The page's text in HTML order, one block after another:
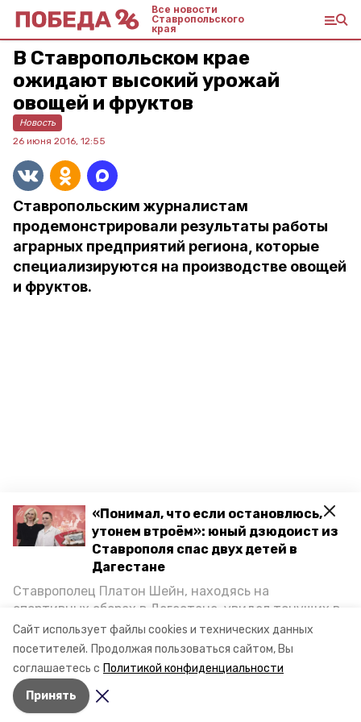
Сайт использует файлы cookies и технических данных
посетителей. Продолжая пользоваться сайтом, Вы
соглашаетесь с Политикой конфиденциальности
Принять
«Понимал, что если остановлюсь,
утонем втроём»: юный дзюдоист из
Ставрополя спас двух детей в
Дагестане
Ставрополец Платон Шейн, находясь на
спортивных сборах в Дегестане, увидел тонущих в
Каспийском море детей и бросился на помощь. По
возвращении домой, отважного мальчика
пригласили в министерство образования края и
наградили. Корреспондент «Победы26» пообщался
с юным героем.
Все новости
Ставропольского
края
В Ставропольском крае
ожидают высокий урожай
овощей и фруктов
Новость
26 июня 2016, 12:55
Ставропольским журналистам
продемонстрировали результаты работы
аграрных предприятий региона, которые
специализируются на производстве овощей
и фруктов.